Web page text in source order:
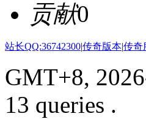
贡献0
站长QQ:36742300|传奇版本|传奇
GMT+8,
13 queries .